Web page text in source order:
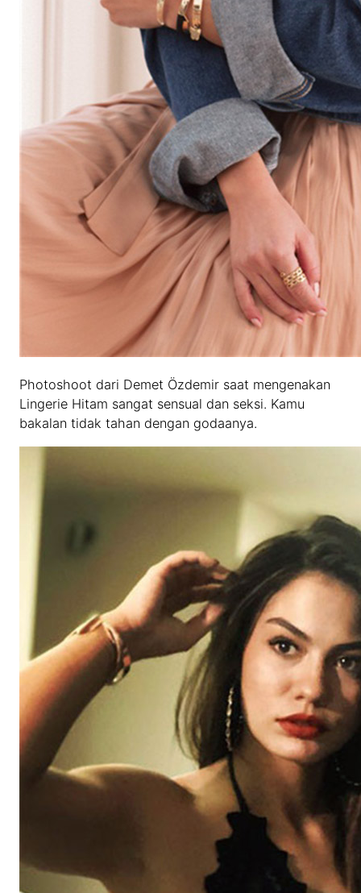
Photoshoot dari Demet Özdemir saat mengenakan
Lingerie Hitam sangat sensual dan seksi. Kamu
bakalan tidak tahan dengan godaanya.